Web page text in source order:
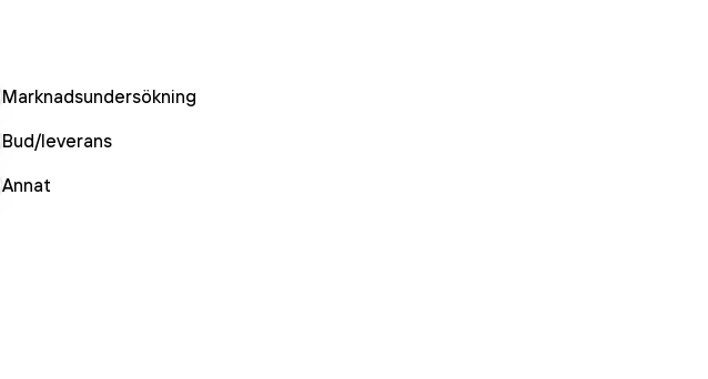
Marknadsundersökning
Bud/leverans
Annat